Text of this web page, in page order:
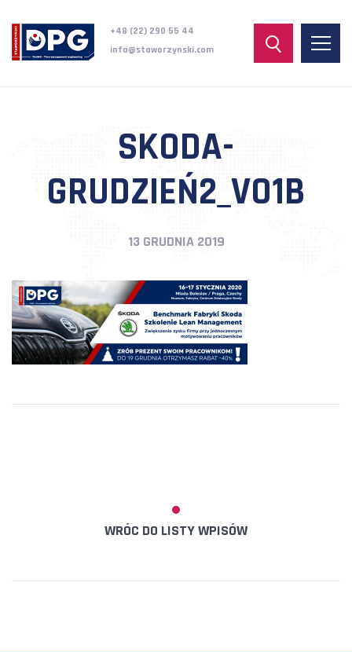
+48 (22) 290 55 44
info@staworzynski.com
SKODA-
GRUDZIEŃ2_V01B
13 GRUDNIA 2019
WRÓC DO LISTY WPISÓW